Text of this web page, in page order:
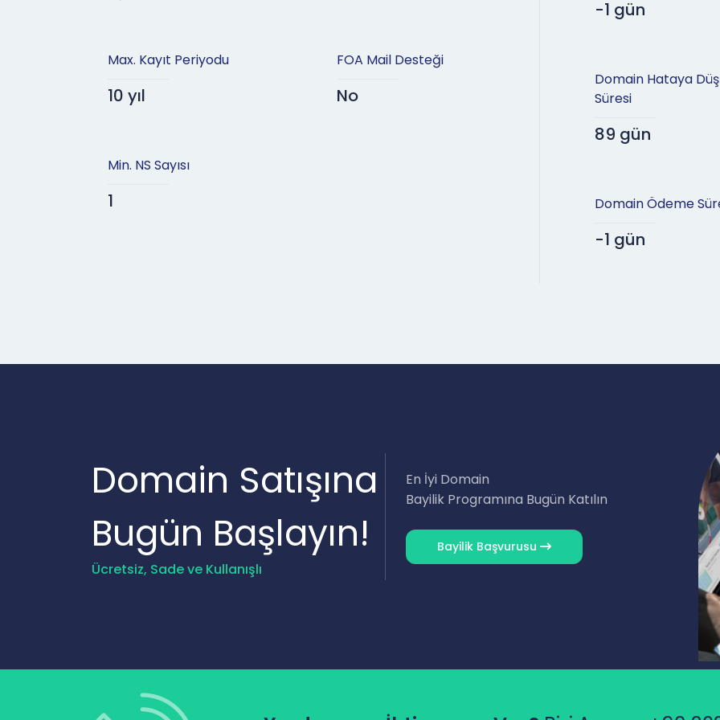
Max. Kayıt Periyodu
10 yıl
Min. NS Sayısı
1
FOA Mail Desteği
No
-1 gün
Domain Hataya
Süresi
89 gün
Domain Ödeme
-1 gün
Domain Satışına
Bugün Başlayın!
Ücretsiz, Sade ve Kullanışlı
En İyi Domain
Bayilik Programına Bugün Katılın
Bayilik Başvurusu